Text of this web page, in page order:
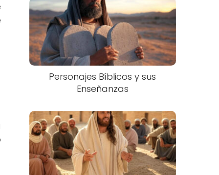
Personajes Bíblicos y sus
Enseñanzas